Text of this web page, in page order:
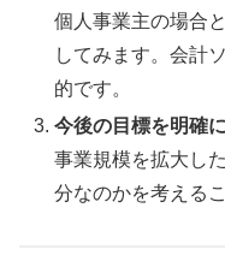
個人事業主の場合
してみます。会計
的です。
今後の目標を明確
事業規模を拡大し
分なのかを考える